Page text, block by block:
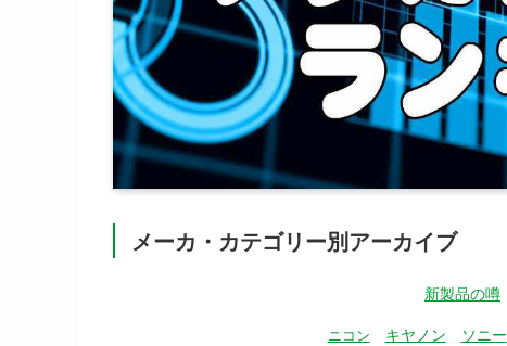
メーカ・カテゴリー別アーカイブ
新製品の噂
ニコン キヤノン ソニー